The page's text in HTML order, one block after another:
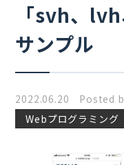
「svh、
サンプル
2022.06.20 Posted
Webプログラミング